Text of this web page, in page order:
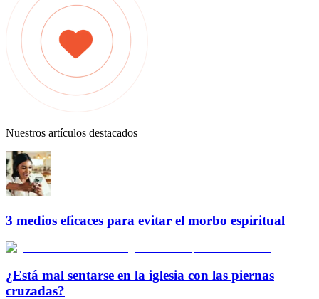
Nuestros artículos destacados
3 medios eficaces para evitar el morbo espiritual
¿Está mal sentarse en la iglesia con las piernas
cruzadas?